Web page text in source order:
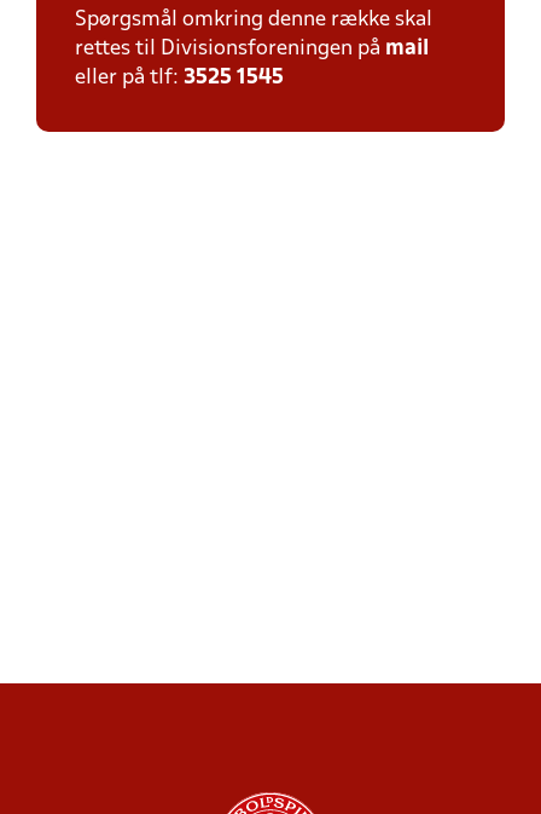
Spørgsmål omkring denne række skal
rettes til Divisionsforeningen på mail
eller på tlf: 3525 1545